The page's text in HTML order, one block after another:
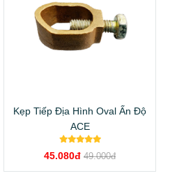
Kẹp Tiếp Địa Hình Oval Ấn Độ
ACE
45.080đ 49.000đ